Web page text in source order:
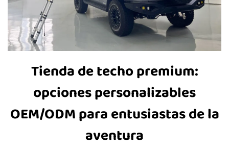
Tienda de techo premium:
opciones personalizables
OEM/ODM para entusiastas de la
aventura